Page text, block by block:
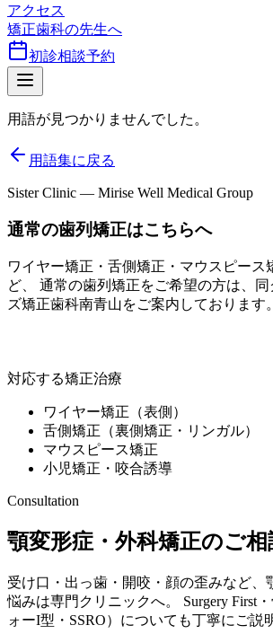
アクセス
矯正歯科の先生へ
初診相談予約
用語が見つかりませんでした。
用語集に戻る
Sister Clinic — Mirise Well Medical Group
通常の歯列矯正はこちらへ
ワイヤー矯正・舌側矯正・マウスピース
ど、 通常の歯列矯正をご希望の方は、
ズ矯正歯科南青山をご案内しております。
対応する矯正治療
ワイヤー矯正（表側）
舌側矯正（裏側矯正・リンガル）
マウスピース矯正
小児矯正・咬合誘導
Consultation
顎変形症・外科矯正のご相
受け口・出っ歯・開咬・顔の歪みなど、
悩みは専門クリニックへ。 Surgery First
ォーI型・SSRO）についても丁寧にご説